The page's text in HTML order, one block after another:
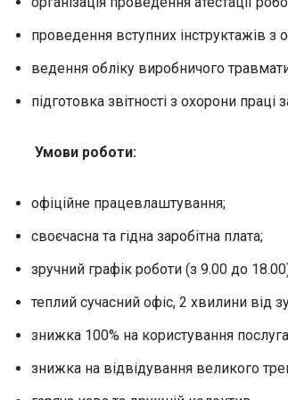
проведення вступних інструктажів з
ведення обліку виробничого
підготовка звітності з охорони
Умови роботи:
офіційне працевлаштування;
своєчасна та гідна заробітна плата;
зручний графік роботи (з 9.00 до
теплий сучасний офіс, 2 хвилини від
знижка 100% на користування
знижка на відвідування великого